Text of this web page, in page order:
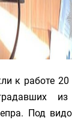
к работе
из
Под